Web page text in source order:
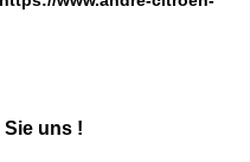
Sie uns !